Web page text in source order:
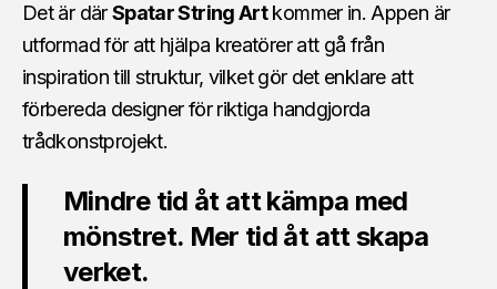
Det är därSpatar String Artkommer in. Appen är
utformad för att hjälpa kreatörer att gå från
inspiration till struktur, vilket gör det enklare att
förbereda designer för riktiga handgjorda
trådkonstprojekt.
Mindre tid åt att kämpa med
mönstret. Mer tid åt att skapa
verket.